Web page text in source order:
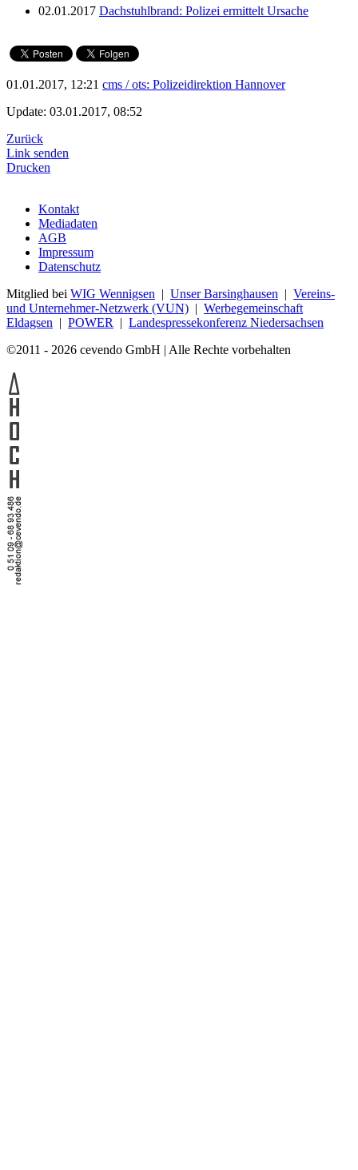
02.01.2017 Dachstuhlbrand: Polizei ermittelt Ursache
01.01.2017, 12:21 cms / ots: Polizeidirektion Hannover
Update: 03.01.2017, 08:52
Zurück
Link senden
Drucken
Kontakt
Mediadaten
AGB
Impressum
Datenschutz
Mitglied bei WIG Wennigsen | Unser Barsinghausen | Vereins-
und Unternehmer-Netzwerk (VUN) | Werbegemeinschaft
Eldagsen | POWER | Landespressekonferenz Niedersachsen
©2011 - 2026 cevendo GmbH | Alle Rechte vorbehalten